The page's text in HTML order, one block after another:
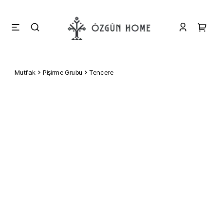
Mutfak Pişirme Grubu Tencere